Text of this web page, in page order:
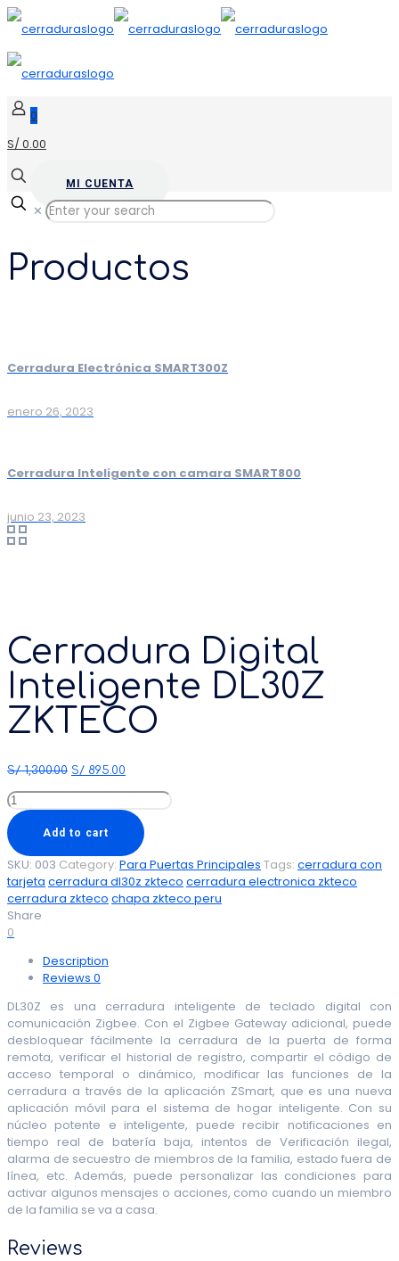
0
S/ 0.00
MI CUENTA
✕
Productos
Cerradura Electrónica SMART300Z
enero 26, 2023
Cerradura Inteligente con camara SMART800
junio 23, 2023
Cerradura Digital
Inteligente DL30Z
ZKTECO
S/1,300.00 Original
S/ 895.00
S/ 895.00.
Cerradura
Digital
Inteligente
DL30Z
ZKTECO
quantity
Add to cart
SKU: 003 Category: Para Puertas Principales Tags: cerradura con
tarjeta cerradura dl30z zkteco cerradura electronica zkteco
cerradura zkteco chapa zkteco peru
Share
0
Description
Reviews 0
DL30Z es una cerradura inteligente de teclado digital con
comunicación Zigbee. Con el Zigbee Gateway adicional, puede
desbloquear fácilmente la cerradura de la puerta de forma
remota, verificar el historial de registro, compartir el código de
acceso temporal o dinámico, modificar las funciones de la
cerradura a través de la aplicación ZSmart, que es una nueva
aplicación móvil para el sistema de hogar inteligente. Con su
núcleo potente e inteligente, puede recibir notificaciones en
tiempo real de batería baja, intentos de Verificación ilegal,
alarma de secuestro de miembros de la familia, estado fuera de
línea, etc. Además, puede personalizar las condiciones para
activar algunos mensajes o acciones, como cuando un miembro
de la familia se va a casa.
Reviews